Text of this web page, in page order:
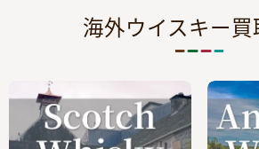
海外ウイスキー買